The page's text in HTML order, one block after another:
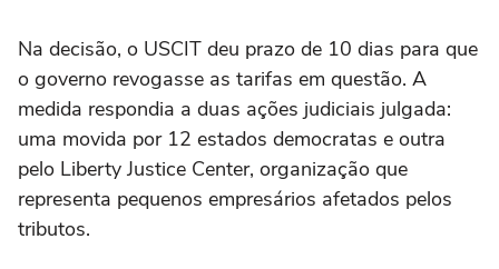
Na decisão, o USCIT deu prazo de 10 dias para que
o governo revogasse as tarifas em questão. A
medida respondia a duas ações judiciais julgada:
uma movida por 12 estados democratas e outra
pelo Liberty Justice Center, organização que
representa pequenos empresários afetados pelos
tributos.